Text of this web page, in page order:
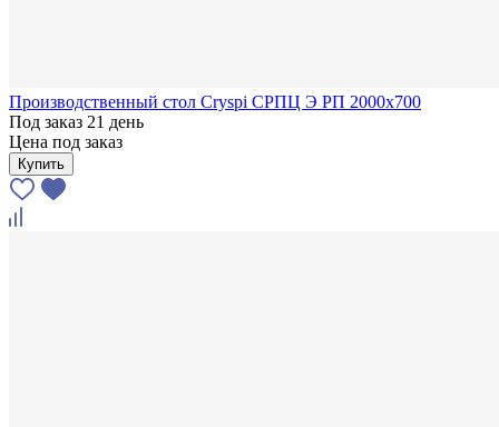
Производственный стол Cryspi СРПЦ Э РП 2000х700
Под заказ 21 день
Цена под заказ
Купить